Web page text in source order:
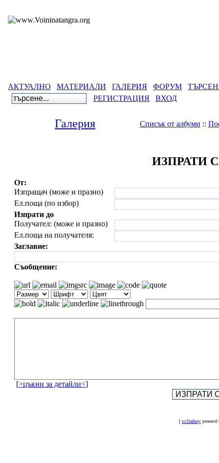
АКТУАЛНО МАТЕРИАЛИ ГАЛЕРИЯ ФОРУМ
РЕГИСТРАЦИЯ
ВХОД
Галерия Списък от албуми ::
ИЗПРАТИ
От:
Изпращач (може и празно)
Ел.поща (по избор)
Изпрати до
Получател: (може и празно)
Ел.поща на получателя:
Заглавие:
Съобщение:
[>цъкни за детайли<]
[ xcGallery